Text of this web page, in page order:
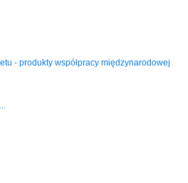
- produkty współpracy międzynarodowej